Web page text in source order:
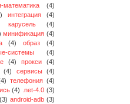
математика
(4)
интеграция
(4)
карусель
(4)
минификация (4)
(4) образ
(4)
системы
(4)
(4) прокси
(4)
(4) сервисы
(4)
телефония (4)
(4) .net-4.0 (3)
(3) android-adb (3)